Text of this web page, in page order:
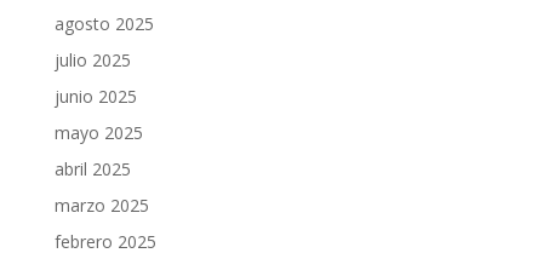
agosto 2025
julio 2025
junio 2025
mayo 2025
abril 2025
marzo 2025
febrero 2025